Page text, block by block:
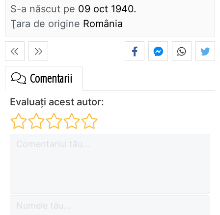
S-a născut pe 09 oct 1940.
Ţara de origine România
Comentarii
Evaluați acest autor: